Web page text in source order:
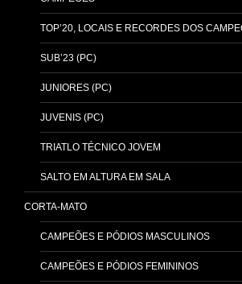
TOP’20, LOCAIS E RECORDES DOS
SUB’23 (PC)
JUNIORES (PC)
JUVENIS (PC)
TRIATLO TÉCNICO JOVEM
SALTO EM ALTURA EM SALA
CORTA-MATO
CAMPEÕES E PÓDIOS MASCULINOS
CAMPEÕES E PÓDIOS FEMININOS